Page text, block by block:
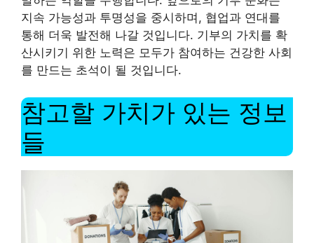
지속 가능성과 투명성을 중시하며, 협업과 연대를
통해 더욱 발전해 나갈 것입니다. 기부의 가치를 확
산시키기 위한 노력은 모두가 참여하는 건강한 사회
를 만드는 초석이 될 것입니다.
참고할 가치가 있는 정보
들